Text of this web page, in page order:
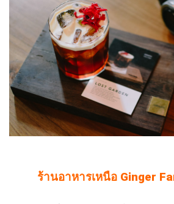
ร้านอาหารเหนือ Ginger